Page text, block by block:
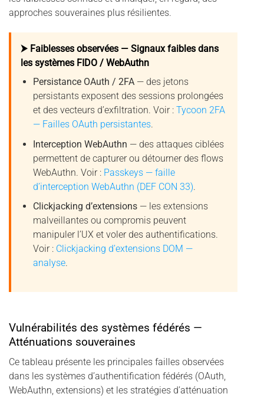
approches souveraines plus résilientes.
⮞ Faiblesses observées — Signaux faibles dans
les systèmes FIDO / WebAuthn
Persistance OAuth / 2FA— des jetons
persistants exposent des sessions prolongées
et des vecteurs d’exfiltration. Voir : Tycoon 2FA
— Failles OAuth persistantes.
Interception WebAuthn — des attaques ciblées
permettent de capturer ou détourner des flows
WebAuthn. Voir : Passkeys — faille
d’interception WebAuthn (DEF CON 33).
Clickjacking d’extensions— les extensions
malveillantes ou compromis peuvent
manipuler l’UX et voler des authentifications.
Voir : Clickjacking d’extensions DOM —
analyse.
Vulnérabilités des systèmes fédérés —
Atténuations souveraines
Ce tableau présente les principales failles observées
dans les systèmes d’authentification fédérés (OAuth,
WebAuthn, extensions) et les stratégies d’atténuation